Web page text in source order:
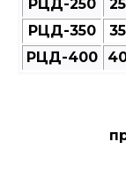
РЦД-250
РЦД-350
РЦД-400